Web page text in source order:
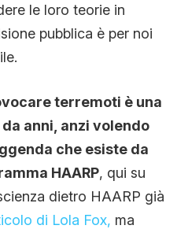
le loro teorie in
pubblica è per noi
terremoti è una
anni, anzi volendo
che esiste da
HAARP, qui su
dietro HAARP già
di Lola Fox, ma